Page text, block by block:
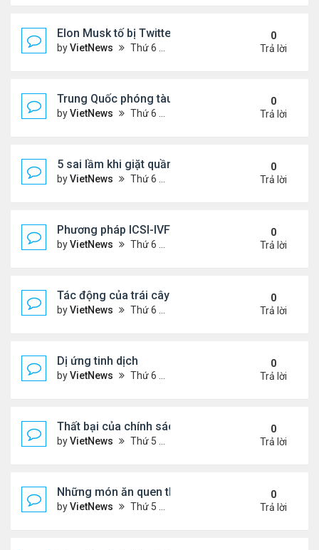
Elon Musk tố bị Twitter lừa
byVietNews Thứ 6 Tháng 8 05, 2022 3:01 pm
0
Trả lời
Trung Quốc phóng tàu vũ trụ tái sử dụng bí ẩn
byVietNews Thứ 6 Tháng 8 05, 2022 2:24 pm
0
Trả lời
5 sai lầm khi giặt quần áo
byVietNews Thứ 6 Tháng 8 05, 2022 2:21 pm
0
Trả lời
Phương pháp ICSI-IVF điều trị vô sinh nam nặng
byVietNews Thứ 6 Tháng 8 05, 2022 12:24 pm
0
Trả lời
Tác động của trái cây sấy đến đường huyết
byVietNews Thứ 6 Tháng 8 05, 2022 12:13 pm
0
Trả lời
Dị ứng tinh dịch
byVietNews Thứ 6 Tháng 8 05, 2022 12:06 pm
0
Trả lời
Thất bại của chính sách khuyến khích sinh đẻ ở
byVietNews Thứ 5 Tháng 8 04, 2022 5:21 pm
0
Trả lời
Những món ăn quen thuộc rút ngắn tuổi thọ
byVietNews Thứ 5 Tháng 8 04, 2022 4:03 pm
0
Trả lời